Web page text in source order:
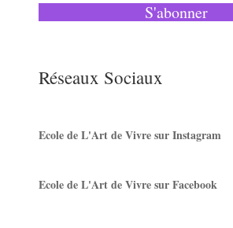
S'abonner
Réseaux Sociaux
Ecole de L'Art de Vivre sur Instagram
Ecole de L'Art de Vivre sur Facebook